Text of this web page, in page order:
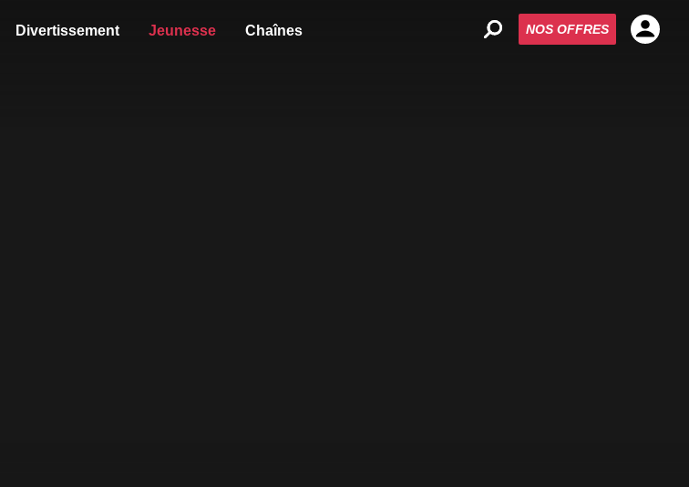
Divertissement Jeunesse Chaînes NOS OFFRES